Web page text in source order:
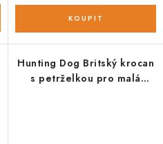
Hunting Dog Britský krocan
s petrželkou pro malá